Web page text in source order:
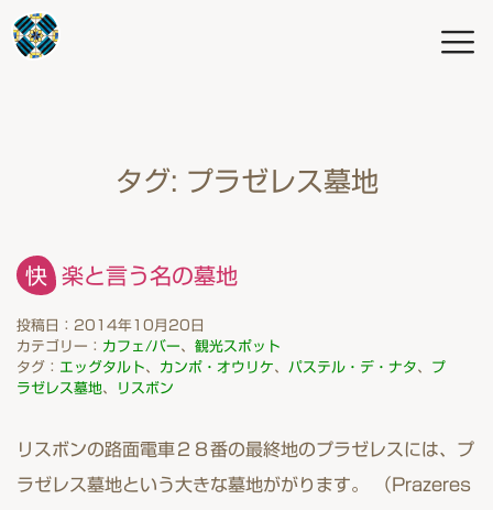
タグ: プラゼレス墓地
快楽と言う名の墓地
投稿日：2014年10月20日
カテゴリー： カフェ/バー、 観光スポット
タグ： エッグタルト、 カンポ・オウリケ、 パステル・デ・ナタ、 プ
ラゼレス墓地、 リスボン
リスボンの路面電車２８番の最終地のプラゼレスには、プ
ラゼレス墓地という大きな墓地ががります。 （Prazeres